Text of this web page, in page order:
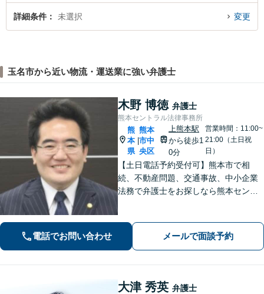
詳細条件 未選択 変更
玉名市から近い物流・運送業に強い弁護士
木野 博徳 弁護士
熊本セントラル法律事務所
熊
本
県
熊本
市中
央区
上熊本駅
から徒歩1
0分
営業時間：11:00~
21:00（土日祝
日）
【土日電話予約受付可】熊本市で相
続、不動産問題、交通事故、中小企業
法務で弁護士をお探しなら熊本セント
受付可】【休日・夜間相談可】
電話でお問い合わせ メールで面談予約
大津 秀英 弁護士